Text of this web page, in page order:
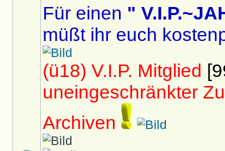
Für einen "
müßt ihr euch
(ü18) V.I.P. Mitglied
uneingeschränkter
Archiven